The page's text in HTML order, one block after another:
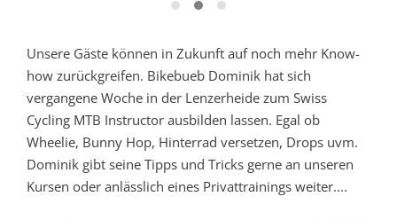
Unsere Gäste können in Zukunft auf noch mehr Know-
how zurückgreifen. Bikebueb Dominik hat sich
vergangene Woche in der Lenzerheide zum Swiss
Cycling MTB Instructor ausbilden lassen. Egal ob
Wheelie, Bunny Hop, Hinterrad versetzen, Drops uvm.
Dominik gibt seine Tipps und Tricks gerne an unseren
Kursen oder anlässlich eines Privattrainings weiter....